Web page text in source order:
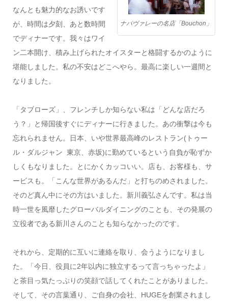
ナパヴァレーの名店「Bouchon」
なんとも魅力的なお誘いです
が、時間は夕刻、あと数時間
でディナーです。我々はワイ
ン二本開け、積み上げられたオイスターと格闘するかのように
堪能しました。私の不安はどこへやら。最高に楽しい一週間と
なりました。
「タブローズ」、フレンチしか知らない私は「どんな店だろ
う？」と帰国後すぐにディナーに行きました。あの衝撃は今も
忘れられません。日本、いや世界最高峰のレストラン(トゥー
ル・ダルジャン 東京、赤坂)に勤めているという自負が恥ずか
しくもなりました。とにかくカッコいい。店も、お客様も、サ
ービスも。「こんな世界があるんだ」と打ちのめされました。
そのど真ん中にその方はいました。新川義弘さんです。私は当
時一世を風靡したグローバルダイニングのことも、その発展の
立役者である新川さんのことも知らなかったのです。
それから、定期的に互いに連絡を取り、会うようになりまし
た。「今日、役員に2年以内に独立するって言っちゃったよ」
と茶目っ気たっぷりの笑顔で話してくれたことがありました。
そして、その言葉通り、ご自身の会社、 HUGEを創業されまし